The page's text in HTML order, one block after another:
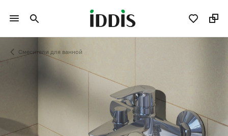
Смесители для ванной